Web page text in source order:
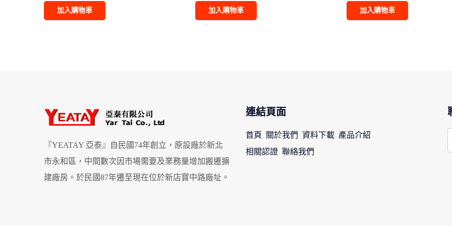
加入購物車 加入購物車 加入購物車
『YEATAY 亞泰』自民國74年創立，原設廠於新北
市永和區，中間數次因市場需要及業務量增加搬遷擴
建廠房。於民國87年遷至現在位於新店寶中路廠址。
連結頁面
首頁 關於我們 資料下載 產品介紹
相關認證 聯絡我們